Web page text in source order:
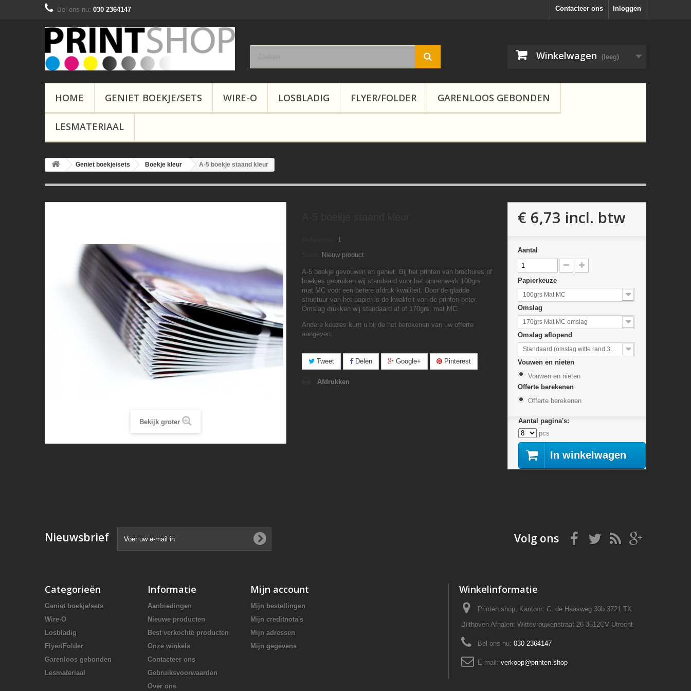
Inloggen
Contacteer ons
Bel ons nu: 030 2364147
Winkelwagen (leeg)
HOME GENIET BOEKJE/SETS WIRE-O LOSBLADIG FLYER/FOLDER GARENLOOS GEBONDEN
LESMATERIAAL
Geniet boekje/sets Boekje kleur A-5 boekje staand kleur
Bekijk groter
1
Nieuw product
A-5 boekje gevouwen en geniet. Bij het printen van brochures of
boekjes gebruiken wij standaard voor het binnenwerk 100grs
mat MC voor een betere afdruk kwaliteit. Door de gladde
structuur van het papier is de kwaliteit van de printen beter.
Omslag drukken wij standaard af of 170grs. mat MC.
Andere keuzes kunt u bij de het berekenen van uw offerte
aangeven.
Tweet Delen Google+ Pinterest
Afdrukken
€ 6,73 incl. btw
Aantal
Papierkeuze
100grs Mat MC
Omslag
170grs Mat MC omslag
Omslag aflopend
Standaard (omslag witte rand 3mm)
Vouwen en nieten
Vouwen en nieten
Offerte berekenen
Offerte berekenen
Aantal pagina's:
pcs
In winkelwagen
Nieuwsbrief Volg ons
Categorieën
Geniet boekje/sets
Wire-O
Losbladig
Flyer/Folder
Garenloos gebonden
Lesmateriaal
Informatie
Aanbiedingen
Nieuwe producten
Best verkochte producten
Onze winkels
Contacteer ons
Gebruiksvoorwaarden
Over ons
Mijn account
Mijn bestellingen
Mijn creditnota's
Mijn adressen
Mijn gegevens
Winkelinformatie
Printen.shop, Kantoor: C. de Haasweg 30b 3721 TK
Bilthoven Afhalen: Wittevrouwenstraat 26 3512CV Utrecht
Bel ons nu: 030 2364147
E-mail: verkoop@printen.shop